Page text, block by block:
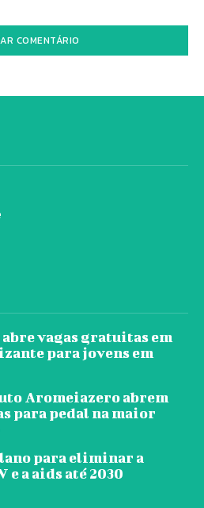
vagas gratuitas em
para jovens em
Aromeiazero abrem
para pedal na maior
para eliminar a
a aids até 2030